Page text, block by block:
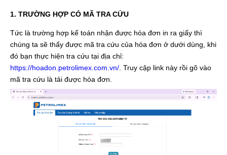
1. TRƯỜNG HỢP CÓ MÃ TRA CỨU
Tức là trường hợp kế toán nhận được hóa đơn in ra giấy thì
chúng ta sẽ thấy được mã tra cứu của hóa đơn ở dưới dùng, khi
đó bạn thực hiện tra cứu tại địa chỉ:
https://hoadon.petrolimex.com.vn/ . Truy cập link này rồi gõ vào
mã tra cứu là tải được hóa đơn.